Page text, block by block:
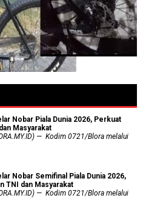
Nobar Piala Dunia 2026, Perkuat
Masyarakat
— Kodim 0721/Blora melalui
Nobar Semifinal Piala Dunia 2026,
TNI dan Masyarakat
— Kodim 0721/Blora melalui